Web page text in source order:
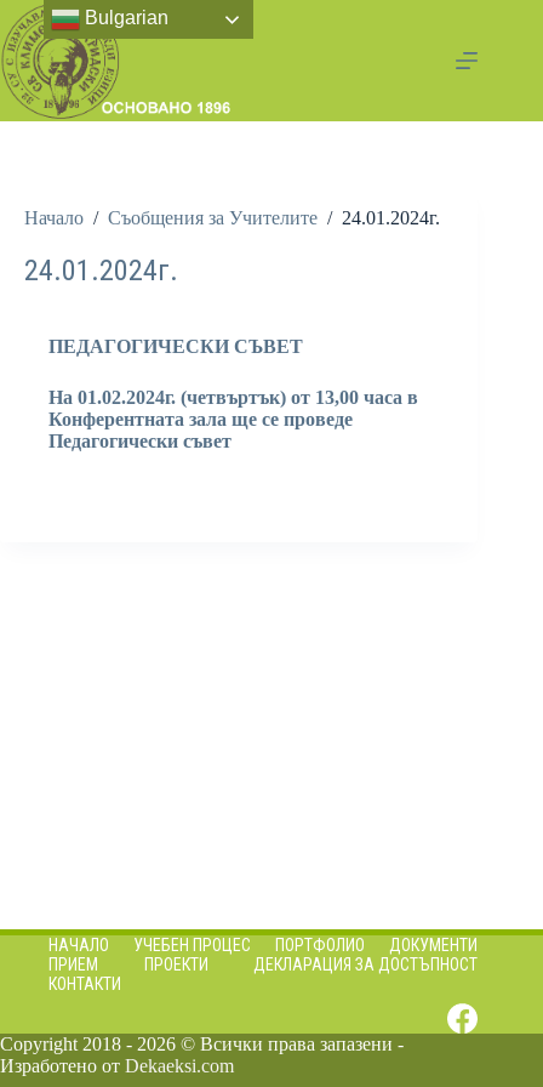
Начало / Съобщения за Учителите / 24.01.2024г.
24.01.2024г.
ПЕДАГОГИЧЕСКИ СЪВЕТ
На 01.02.2024г. (четвъртък) от 13,00 часа в
Конферентната зала ще се проведе
Педагогически съвет
НАЧАЛО УЧЕБЕН ПРОЦЕС ПОРТФОЛИО
ДОКУМЕНТИ
ПРИЕМ
ПРОЕКТИ
ДЕКЛАРАЦИЯ ЗА ДОСТЪПНОСТ
КОНТАКТИ
Copyright 2018 - 2026 © Всички права запазени -
Изработено от Dekaeksi.com
Bulgarian